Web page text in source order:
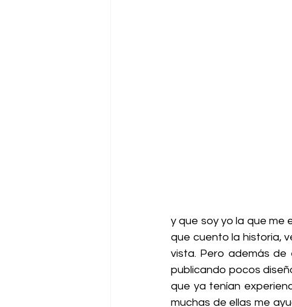
y que soy yo la que me
que cuento la historia,
vista. Pero además de
publicando pocos
que ya tenían
muchas de ellas me